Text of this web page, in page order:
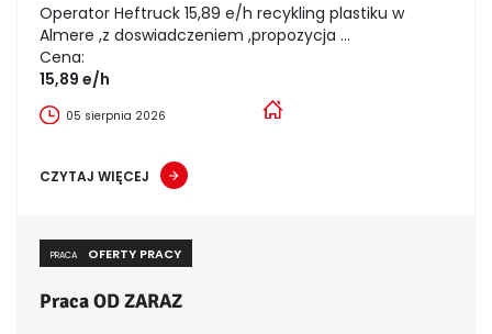
Operator Heftruck 15,89 e/h recykling plastiku w
Almere ,z doswiadczeniem ,propozycja ...
Cena:
15,89 e/h
05 sierpnia 2026
CZYTAJ WIĘCEJ
PRACA OFERTY PRACY
Praca OD ZARAZ